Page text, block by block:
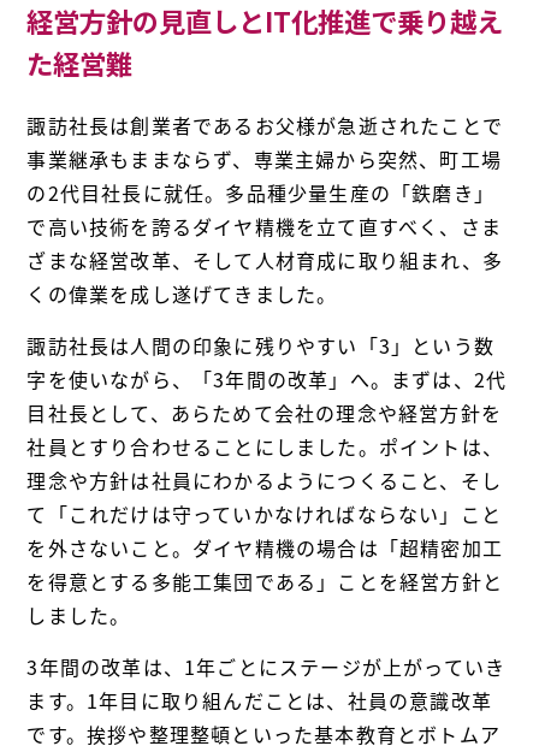
経営方針の見直しとIT化推進で乗り越え
た経営難
諏訪社長は創業者であるお父様が急逝されたことで
事業継承もままならず、専業主婦から突然、町工場
の2代目社長に就任。多品種少量生産の「鉄磨き」
で高い技術を誇るダイヤ精機を立て直すべく、さま
ざまな経営改革、そして人材育成に取り組まれ、多
くの偉業を成し遂げてきました。
諏訪社長は人間の印象に残りやすい「3」という数
字を使いながら、「3年間の改革」へ。まずは、2代
目社長として、あらためて会社の理念や経営方針を
社員とすり合わせることにしました。ポイントは、
理念や方針は社員にわかるようにつくること、そし
て「これだけは守っていかなければならない」こと
を外さないこと。ダイヤ精機の場合は「超精密加工
を得意とする多能工集団である」ことを経営方針と
しました。
3年間の改革は、1年ごとにステージが上がっていき
ます。1年目に取り組んだことは、社員の意識改革
です。挨拶や整理整頓といった基本教育とボトムア